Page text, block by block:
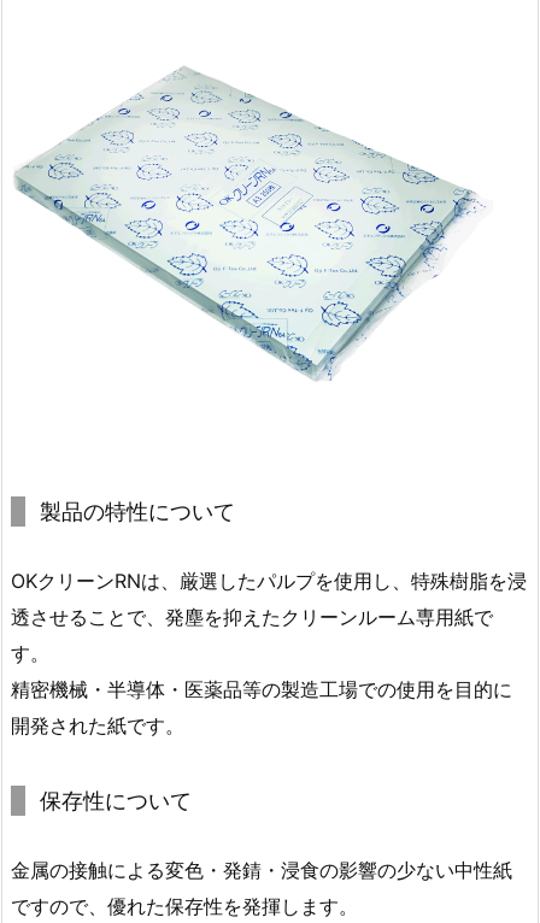
製品の特性について
OKクリーンRNは、厳選したパルプを使用し、特殊樹脂を浸
透させることで、発塵を抑えたクリーンルーム専用紙で
す。
精密機械・半導体・医薬品等の製造工場での使用を目的に
開発された紙です。
保存性について
金属の接触による変色・発錆・浸食の影響の少ない中性紙
ですので、優れた保存性を発揮します。